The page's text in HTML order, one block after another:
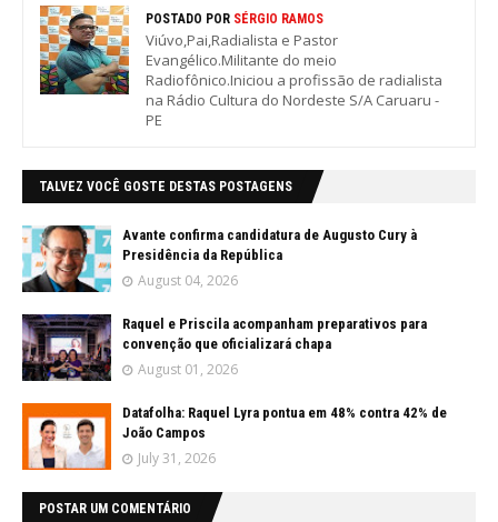
POSTADO POR SÉRGIO RAMOS
Viúvo,Pai,Radialista e Pastor
Evangélico.Militante do meio
Radiofônico.Iniciou a profissão de radialista
na Rádio Cultura do Nordeste S/A Caruaru -
PE
TALVEZ VOCÊ GOSTE DESTAS POSTAGENS
Avante confirma candidatura de Augusto Cury à
Presidência da República
August 04, 2026
Raquel e Priscila acompanham preparativos para
convenção que oficializará chapa
August 01, 2026
Datafolha: Raquel Lyra pontua em 48% contra 42% de
João Campos
July 31, 2026
POSTAR UM COMENTÁRIO